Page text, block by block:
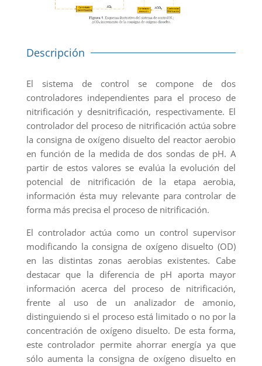
Descripción
El sistema de control se compone de dos
controladores independientes para el proceso de
nitrificación y desnitrificación, respectivamente. El
controlador del proceso de nitrificación actúa sobre
la consigna de oxígeno disuelto del reactor aerobio
en función de la medida de dos sondas de pH. A
partir de estos valores se evalúa la evolución del
potencial de nitrificación de la etapa aerobia,
información ésta muy relevante para controlar de
forma más precisa el proceso de nitrificación.
El controlador actúa como un control supervisor
modificando la consigna de oxígeno disuelto (OD)
en las distintas zonas aerobias existentes. Cabe
destacar que la diferencia de pH aporta mayor
información acerca del proceso de nitrificación,
frente al uso de un analizador de amonio,
distinguiendo si el proceso está limitado o no por la
concentración de oxígeno disuelto. De esta forma,
este controlador permite ahorrar energía ya que
sólo aumenta la consigna de oxígeno disuelto en